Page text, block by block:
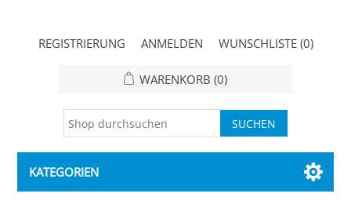
REGISTRIERUNG ANMELDEN WUNSCHLISTE (0)
WARENKORB (0)
KATEGORIEN